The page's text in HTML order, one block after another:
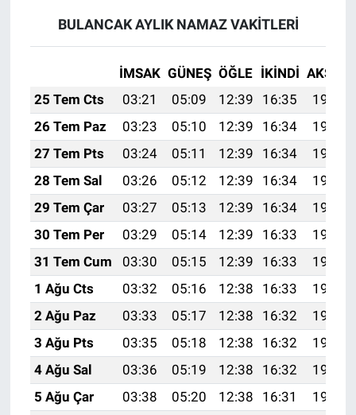
BULANCAK AYLIK NAMAZ VAKITLERI
İMSAK GÜNEŞ ÖĞLE İKINDI AKŞAM
25 Tem Cts
03:21 05:09 12:39 16:35
19:58
26 Tem Paz
03:23 05:10 12:39 16:34
19:57
27 Tem Pts
03:24 05:11 12:39 16:34
19:56
28 Tem Sal
03:26 05:12 12:39 16:34
19:55
29 Tem Çar
03:27 05:13 12:39 16:34
19:54
30 Tem Per
03:29 05:14 12:39 16:33
19:53
31 Tem Cum
03:30 05:15 12:39 16:33
19:52
1 Ağu Cts
03:32 05:16 12:38 16:33
19:51
2 Ağu Paz
03:33 05:17 12:38 16:32
19:50
3 Ağu Pts
03:35 05:18 12:38 16:32
19:49
4 Ağu Sal
03:36 05:19 12:38 16:32
19:48
5 Ağu Çar
03:38 05:20 12:38 16:31
19:47